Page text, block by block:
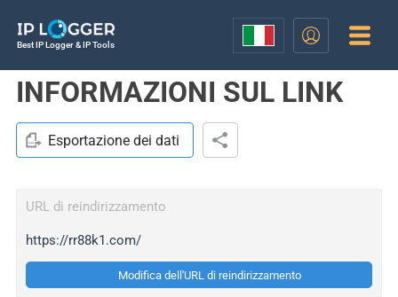
Best IP Logger & IP Tools
INFORMAZIONI SUL LINK
Esportazione dei dati
URL di reindirizzamento
https://rr88k1.com/
Modifica dell'URL di reindirizzamento